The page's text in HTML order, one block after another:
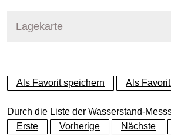
Lagekarte
+
−
Als Favorit speichern Als
Durch die Liste der Wasserstand-
Erste
Vorherige Nächste